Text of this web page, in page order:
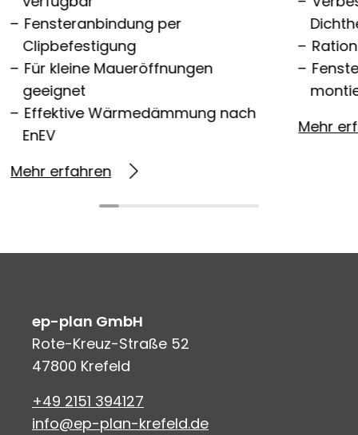
Fensteranbindung per
Clipbefestigung
Für kleine Maueröffnungen
geeignet
Effektive Wärmedämmung nach
EnEV
Mehr erfahren
Mehr
ep-plan GmbH
Rote-Kreuz-Straße 52
47800 Krefeld
+49 2151 394127
info@ep-plan-krefeld.de